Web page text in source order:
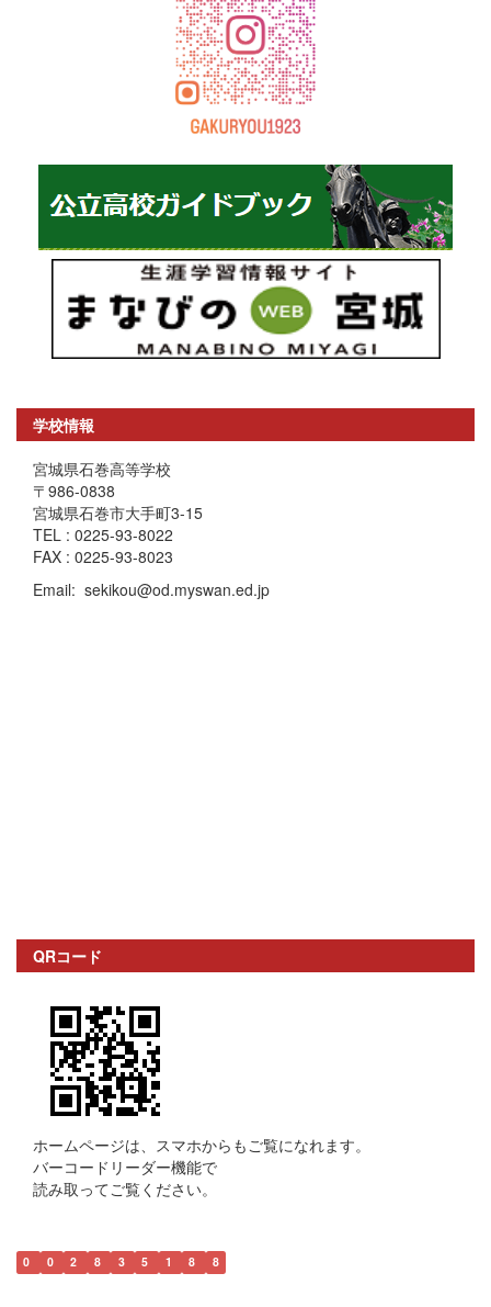
学校情報
宮城県石巻高等学校
〒986-0838
宮城県石巻市大手町3-15
TEL : 0225-93-8022
FAX : 0225-93-8023
Email: sekikou@od.myswan.ed.jp
QRコード
ホームページは、スマホからもご覧になれます。
バーコードリーダー機能で
読み取ってご覧ください。
0 0 2 8 3 5 1 8 8